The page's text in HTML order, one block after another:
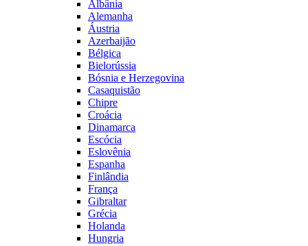
Albânia
Alemanha
Áustria
Azerbaijão
Bélgica
Bielorússia
Bósnia e Herzegovina
Casaquistão
Chipre
Croácia
Dinamarca
Escócia
Eslovênia
Espanha
Finlândia
França
Gibraltar
Grécia
Holanda
Hungria